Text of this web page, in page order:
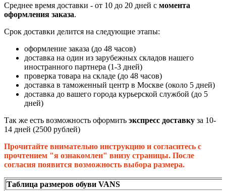
Среднее время доставки - от 10 до 20 дней с момента
оформления заказа.
Срок доставки делится на следующие этапы:
оформление заказа (до 48 часов)
доставка на один из зарубежных складов нашего
иностранного партнера (1-3 дней)
проверка товара на складе (до 48 часов)
доставка в таможенный центр в Москве (около 5 дней)
доставка до вашего города курьерской службой (до 5
дней)
Так же есть возможность оформить экспресс доставку за 10-
14 дней (2500 рублей)
Прочитайте внимательно инструкцию и согласитесь с
прочтением "я ознакомлен" внизу страницы. После
согласия появится возможность выбора размера.
Таблица размеров обуви VANS